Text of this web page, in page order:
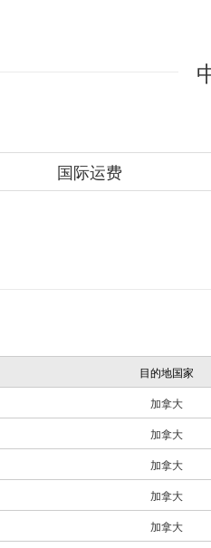
国际运费
目的地国家
加拿大
加拿大
加拿大
加拿大
加拿大